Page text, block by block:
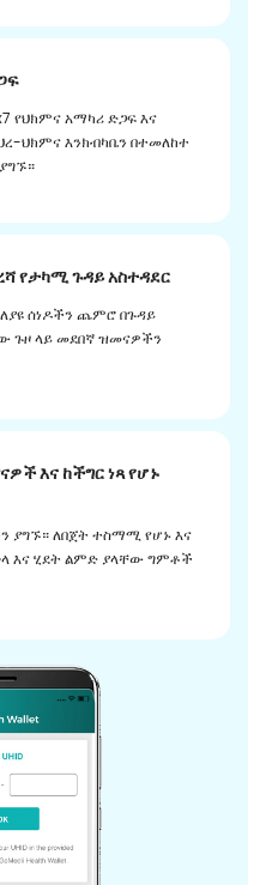
የህክምና አማካሪ ድጋፍ እና
ህክምና እንክብካቤን በተመለከተ
የታካሚ ጉዳይ አስተዳደር
ሰነዶችን ጨምሮ በጉዳይ
ጉዞ ላይ መደበኛ ዝመናዎችን
እና ከችግር ነጻ የሆኑ
ለበጀት ተስማሚ የሆኑ እና
እና ሂደት ልምድ ያላቸው ግምቶች